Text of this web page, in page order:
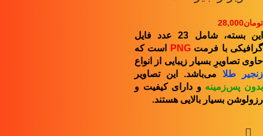
تومان28,000
این بسته، شامل 23 عدد فایل
گرافیکی با فرمتPNG
است که
حاوی تصاویرِ بسیار زیبایی از انواع
زنجیر طلا
می‌باشد. این تصاویر
بدون پس‌زمینه و دارای کیفیت و
رزولوشن بسیار بالایی هستند.